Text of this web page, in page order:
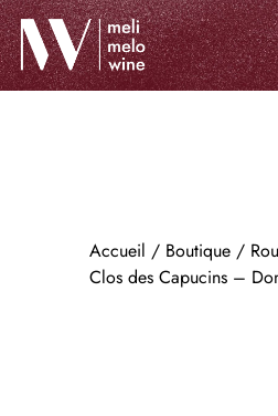
Accueil / Boutique/
Clos des Capucins –